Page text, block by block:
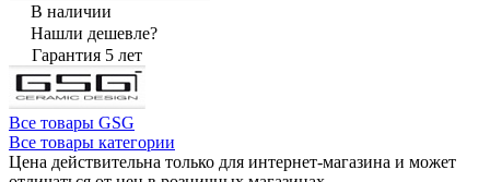
В наличии
Нашли дешевле?
Гарантия 5 лет
Все товары GSG
Все товары категории
Цена действительна только для интернет-магазина и может